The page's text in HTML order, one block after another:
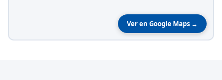
Ver en Google Maps →